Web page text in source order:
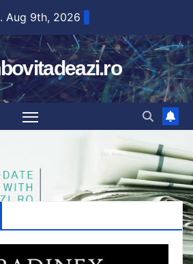
Aug 9th, 2026